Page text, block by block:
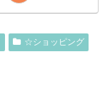
☆ショッピング